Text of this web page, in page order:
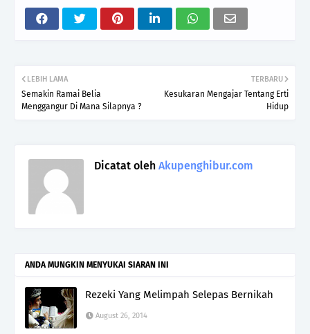
TERBARU
Kesukaran Mengajar Tentang Erti
Hidup
LEBIH LAMA
Semakin Ramai Belia
Menggangur Di Mana Silapnya ?
Dicatat oleh Akupenghibur.com
ANDA MUNGKIN MENYUKAI SIARAN INI
Rezeki Yang Melimpah Selepas Bernikah
August 26, 2014